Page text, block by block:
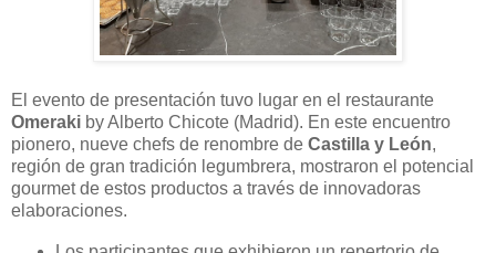
El evento de presentación tuvo lugar en el restaurante
Omeraki by Alberto Chicote (Madrid). En este encuentro
pionero, nueve chefs de renombre de Castilla y León,
región de gran tradición legumbrera, mostraron el potencial
gourmet de estos productos a través de innovadoras
elaboraciones.